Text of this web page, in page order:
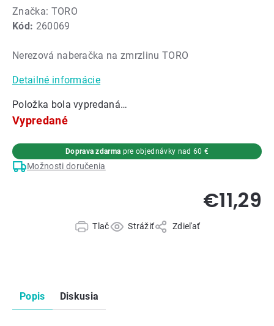
Kód: 260069
hodnotenie
produktu
0,0
5
hviezdičiek.
Značka: TORO
Položka bola vypredaná…
Nerezová naberačka na zmrzlinu TORO
Detailné informácie
Tlač Strážiť Zdieľať
Vypredané
Možnosti doručenia
Doprava zdarma pre objednávky nad 60 €
€11,29
Popis Diskusia